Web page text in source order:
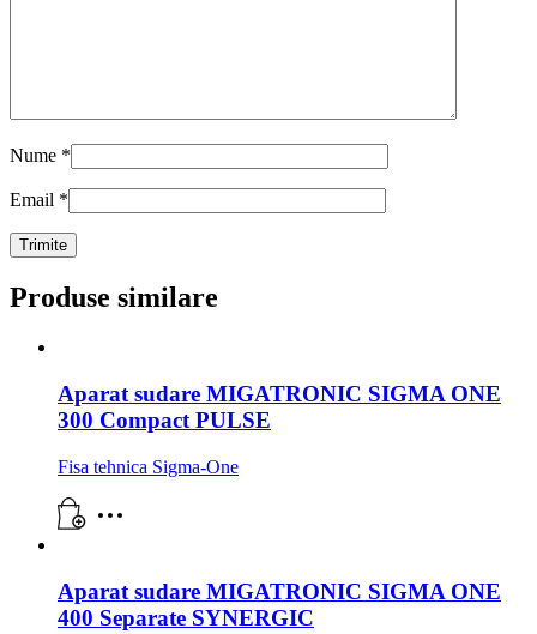
Nume *
Email *
Produse similare
Aparat sudare MIGATRONIC SIGMA ONE
300 Compact PULSE
Fisa tehnica Sigma-One
Aparat sudare MIGATRONIC SIGMA ONE
400 Separate SYNERGIC